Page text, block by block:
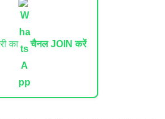
का चैनल JOIN करें